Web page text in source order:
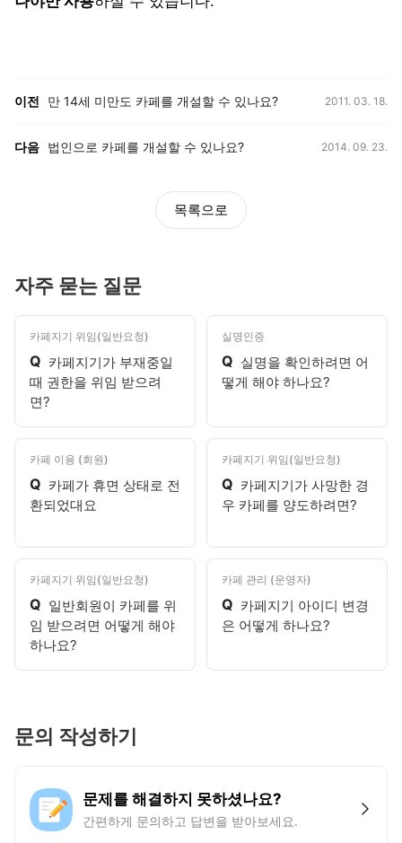
이전 만 14세 미만도 카페를 개설할 수 있나요? 2011. 03. 18.
다음 법인으로 카페를 개설할 수 있나요? 2014. 09. 23.
목록으로
자주 묻는 질문
카페지기 위임(일반요청)
Q 카페지기가 부재중일
때 권한을 위임 받으려
면?
실명인증
Q 실명을 확인하려면 어
떻게 해야 하나요?
카페 이용 (회원)
Q 카페가 휴면 상태로 전
환되었대요
카페지기 위임(일반요청)
Q 카페지기가 사망한 경
우 카페를 양도하려면?
카페지기 위임(일반요청)
Q 일반회원이 카페를 위
임 받으려면 어떻게 해야
하나요?
카페 관리 (운영자)
Q 카페지기 아이디 변경
은 어떻게 하나요?
문의 작성하기
문제를 해결하지 못하셨나요?
간편하게 문의하고 답변을 받아보세요.